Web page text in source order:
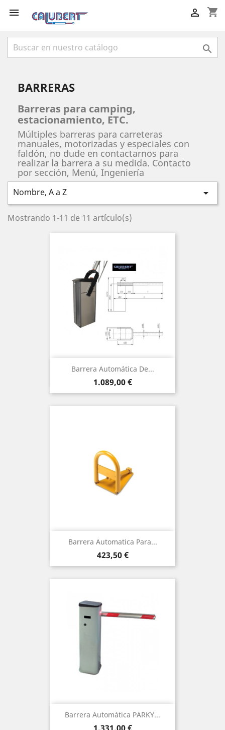
 shopping_cart


BARRERAS
Barreras para camping,
estacionamiento, ETC.
Múltiples barreras para carreteras
manuales, motorizadas y especiales con
faldón, no dude en contactarnos para
realizar la barrera a su medida. Contacto
por sección, Menú, Ingeniería
Nombre, A a Z 
Mostrando 1-11 de 11 artículo(s)
Barrera Automática De...
Precio
1.089,00 €
Barrera Automatica Para...
Precio
423,50 €
Barrera Automática PARKY...
Precio